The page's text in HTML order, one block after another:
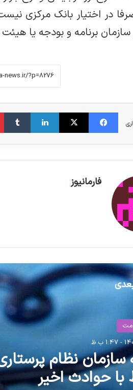
در اختیار بانک مرکزی
برنامه و بودجه یا
فیس بوک X لینکدین ‫تامبلر
فارمانیوز
سازمان نظام
با حوادث اخیر